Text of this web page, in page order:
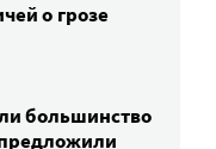
о грозе
большинство